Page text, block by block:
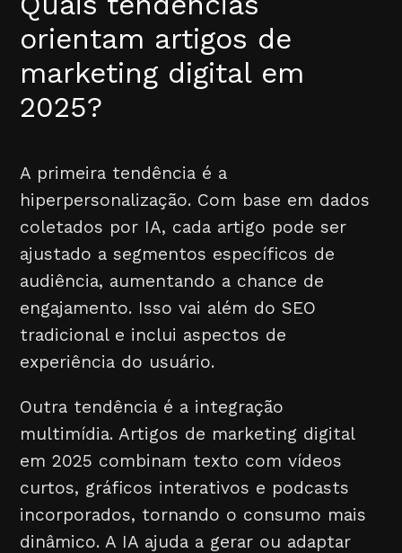
orientam artigos de
marketing digital em
2025?
A primeira tendência é a
hiperpersonalização. Com base em dados
coletados por IA, cada artigo pode ser
ajustado a segmentos específicos de
audiência, aumentando a chance de
engajamento. Isso vai além do SEO
tradicional e inclui aspectos de
experiência do usuário.
Outra tendência é a integração
multimídia. Artigos de marketing digital
em 2025 combinam texto com vídeos
curtos, gráficos interativos e podcasts
incorporados, tornando o consumo mais
dinâmico. A IA ajuda a gerar ou adaptar